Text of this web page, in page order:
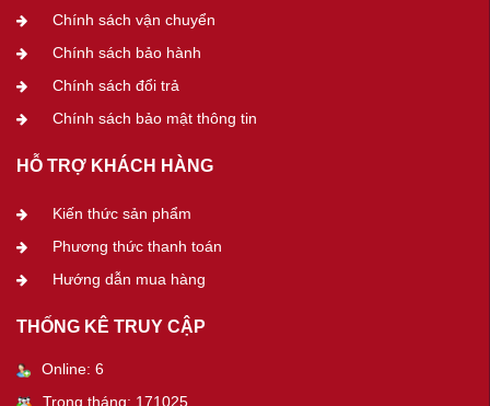
Chính sách vận chuyển
Chính sách bảo hành
Chính sách đổi trả
Chính sách bảo mật thông tin
HỖ TRỢ KHÁCH HÀNG
Kiến thức sản phẩm
Phương thức thanh toán
Hướng dẫn mua hàng
THỐNG KÊ TRUY CẬP
Online: 6
Trong tháng: 171025